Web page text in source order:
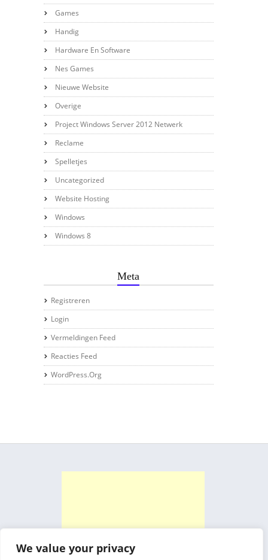
We value your privacy
Games
Handig
Hardware En Software
Nes Games
Nieuwe Website
Overige
Project Windows Server 2012 Netwerk
Reclame
Spelletjes
Uncategorized
Website Hosting
Windows
Windows 8
Meta
Registreren
Login
Vermeldingen Feed
Reacties Feed
WordPress.org